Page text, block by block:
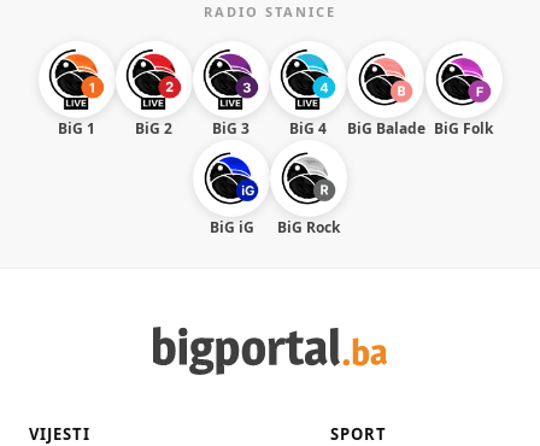
RADIO STANICE
BiG 1 BiG 2 BiG 3 BiG 4 BiG Balade BiG Folk
BiG iG BiG Rock
VIJESTI SPORT